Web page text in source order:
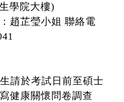
學院大樓)
趙芷瑩小姐 聯絡電
請於考試日前至碩士
健康關懷問卷調查